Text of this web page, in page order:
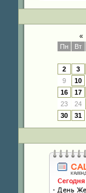
«
Пн
Вт
2
3
9
10
16
17
23
24
30
31